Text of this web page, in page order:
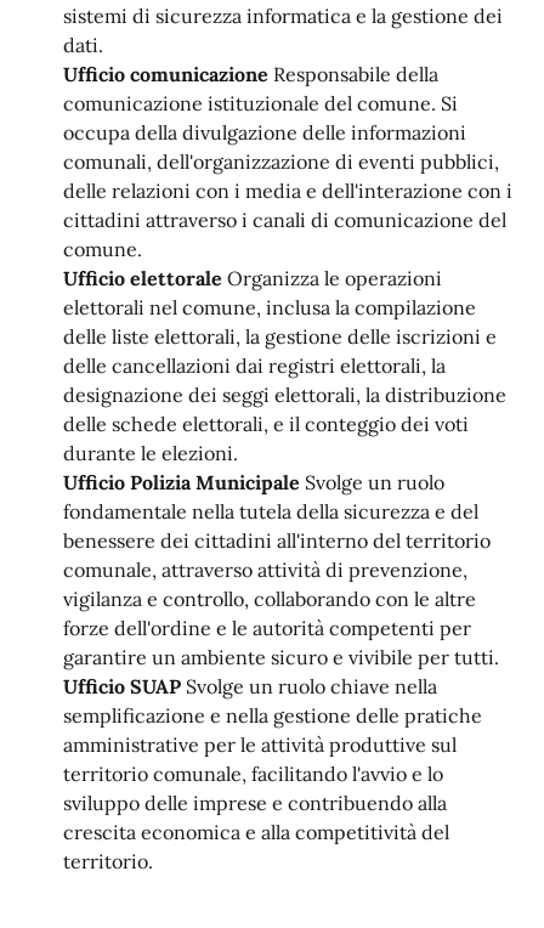
sistemi di sicurezza informatica e la gestione dei
dati.
Ufficio comunicazione Responsabile della
comunicazione istituzionale del comune. Si
occupa della divulgazione delle informazioni
comunali, dell'organizzazione di eventi pubblici,
delle relazioni con i media e dell'interazione con i
cittadini attraverso i canali di comunicazione del
comune.
Ufficio elettorale Organizza le operazioni
elettorali nel comune, inclusa la compilazione
delle liste elettorali, la gestione delle iscrizioni e
delle cancellazioni dai registri elettorali, la
designazione dei seggi elettorali, la distribuzione
delle schede elettorali, e il conteggio dei voti
durante le elezioni.
Ufficio Polizia Municipale Svolge un ruolo
fondamentale nella tutela della sicurezza e del
benessere dei cittadini all'interno del territorio
comunale, attraverso attività di prevenzione,
vigilanza e controllo, collaborando con le altre
forze dell'ordine e le autorità competenti per
garantire un ambiente sicuro e vivibile per tutti.
Ufficio SUAP Svolge un ruolo chiave nella
semplificazione e nella gestione delle pratiche
amministrative per le attività produttive sul
territorio comunale, facilitando l'avvio e lo
sviluppo delle imprese e contribuendo alla
crescita economica e alla competitività del
territorio.